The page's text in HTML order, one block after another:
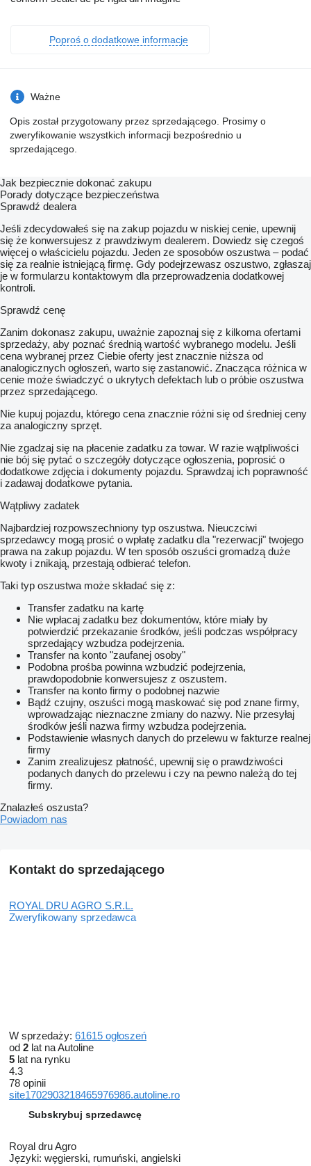
Poproś o dodatkowe informacje
Ważne
Opis został przygotowany przez sprzedającego. Prosimy o
zweryfikowanie wszystkich informacji bezpośrednio u
sprzedającego.
Jak bezpiecznie dokonać zakupu
Porady dotyczące bezpieczeństwa
Sprawdź dealera
Jeśli zdecydowałeś się na zakup pojazdu w niskiej cenie, upewnij
się że konwersujesz z prawdziwym dealerem. Dowiedz się czegoś
więcej o właścicielu pojazdu. Jeden ze sposobów oszustwa – podać
się za realnie istniejącą firmę. Gdy podejrzewasz oszustwo, zgłaszaj
je w formularzu kontaktowym dla przeprowadzenia dodatkowej
kontroli.
Sprawdź cenę
Zanim dokonasz zakupu, uważnie zapoznaj się z kilkoma ofertami
sprzedaży, aby poznać średnią wartość wybranego modelu. Jeśli
cena wybranej przez Ciebie oferty jest znacznie niższa od
analogicznych ogłoszeń, warto się zastanowić. Znacząca różnica w
cenie może świadczyć o ukrytych defektach lub o próbie oszustwa
przez sprzedającego.
Nie kupuj pojazdu, którego cena znacznie różni się od średniej ceny
za analogiczny sprzęt.
Nie zgadzaj się na płacenie zadatku za towar. W razie wątpliwości
nie bój się pytać o szczegóły dotyczące ogłoszenia, poprosić o
dodatkowe zdjęcia i dokumenty pojazdu. Sprawdzaj ich poprawność
i zadawaj dodatkowe pytania.
Wątpliwy zadatek
Najbardziej rozpowszechniony typ oszustwa. Nieuczciwi
sprzedawcy mogą prosić o wpłatę zadatku dla "rezerwacji" twojego
prawa na zakup pojazdu. W ten sposób oszuści gromadzą duże
kwoty i znikają, przestają odbierać telefon.
Taki typ oszustwa może składać się z:
Transfer zadatku na kartę
Nie wpłacaj zadatku bez dokumentów, które miały by
potwierdzić przekazanie środków, jeśli podczas współpracy
sprzedający wzbudza podejrzenia.
Transfer na konto "zaufanej osoby"
Podobna prośba powinna wzbudzić podejrzenia,
prawdopodobnie konwersujesz z oszustem.
Transfer na konto firmy o podobnej nazwie
Bądź czujny, oszuści mogą maskować się pod znane firmy,
wprowadzając nieznaczne zmiany do nazwy. Nie przesyłaj
środków jeśli nazwa firmy wzbudza podejrzenia.
Podstawienie własnych danych do przelewu w fakturze realnej
firmy
Zanim zrealizujesz płatność, upewnij się o prawdziwości
podanych danych do przelewu i czy na pewno należą do tej
firmy.
Znalazłeś oszusta?
Powiadom nas
Kontakt do sprzedającego
ROYAL DRU AGRO S.R.L.
Zweryfikowany sprzedawca
W sprzedaży: 61615 ogłoszeń
od 2 lat na Autoline
5 lat na rynku
4.3
78 opinii
site1702903218465976986.autoline.ro
Subskrybuj sprzedawcę
Royal dru Agro
Języki: węgierski, rumuński, angielski